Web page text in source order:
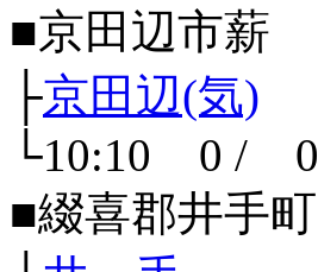
■京田辺市薪
├京田辺(気)
└10:10 0 / 0
■綴喜郡井手町